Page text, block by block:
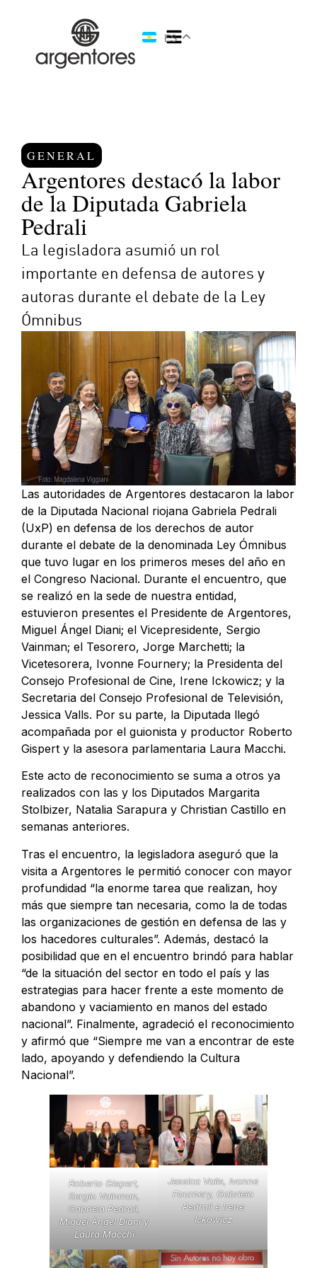
ES
GENERAL
Argentores destacó la labor
de la Diputada Gabriela
Pedrali
La legisladora asumió un rol
importante en defensa de autores y
autoras durante el debate de la Ley
Ómnibus
Las autoridades de Argentores destacaron la labor
de la Diputada Nacional riojana Gabriela Pedrali
(UxP) en defensa de los derechos de autor
durante el debate de la denominada Ley Ómnibus
que tuvo lugar en los primeros meses del año en
el Congreso Nacional. Durante el encuentro, que
se realizó en la sede de nuestra entidad,
estuvieron presentes el Presidente de Argentores,
Miguel Ángel Diani; el Vicepresidente, Sergio
Vainman; el Tesorero, Jorge Marchetti; la
Vicetesorera, Ivonne Fournery; la Presidenta del
Consejo Profesional de Cine, Irene Ickowicz; y la
Secretaria del Consejo Profesional de Televisión,
Jessica Valls. Por su parte, la Diputada llegó
acompañada por el guionista y productor Roberto
Gispert y la asesora parlamentaria Laura Macchi.
Este acto de reconocimiento se suma a otros ya
realizados con las y los Diputados Margarita
Stolbizer, Natalia Sarapura y Christian Castillo en
semanas anteriores.
Tras el encuentro, la legisladora aseguró que la
visita a Argentores le permitió conocer con mayor
profundidad “la enorme tarea que realizan, hoy
más que siempre tan necesaria, como la de todas
las organizaciones de gestión en defensa de las y
los hacedores culturales”. Además, destacó la
posibilidad que en el encuentro brindó para hablar
“de la situación del sector en todo el país y las
estrategias para hacer frente a este momento de
abandono y vaciamiento en manos del estado
nacional”. Finalmente, agradeció el reconocimiento
y afirmó que “Siempre me van a encontrar de este
lado, apoyando y defendiendo la Cultura
Nacional”.
Roberto Gispert,
Sergio Vainman,
Gabriela Pedrali,
Miguel Ángel Diani y
Laura Macchi
Jessica Valls, Ivonne
Fournery, Gabriela
Pedrali e Irene
Ickowicz